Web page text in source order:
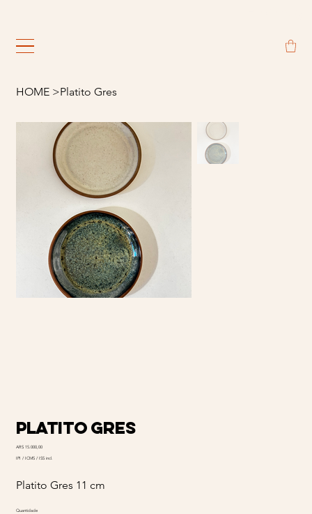
HOME >Platito Gres
Platito Gres
Preço
ARS 15.000,00
IPI / ICMS / ISS incl.
Platito Gres 11 cm
Quantidade